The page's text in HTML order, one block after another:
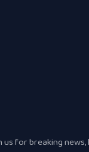
for breaking